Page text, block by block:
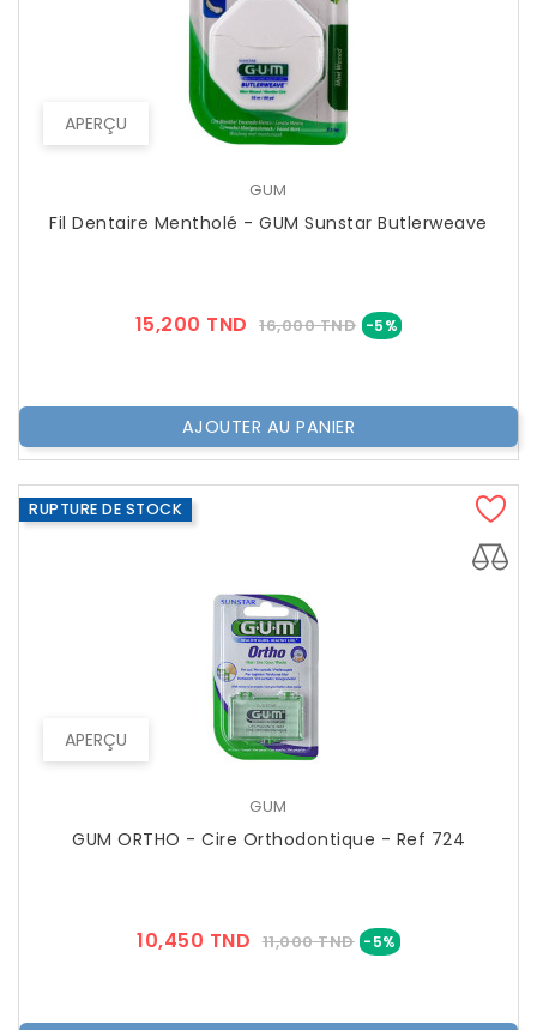
APERÇU
GUM
Fil Dentaire Mentholé - GUM Sunstar Butlerweave
15,200 TND Prix
16,000 TND -5%Prix
AJOUTER AU PANIER
APERÇU
RUPTURE DE STOCK
GUM
GUM ORTHO - Cire Orthodontique - Ref 724
10,450 TND Prix
11,000 TND -5% Prix